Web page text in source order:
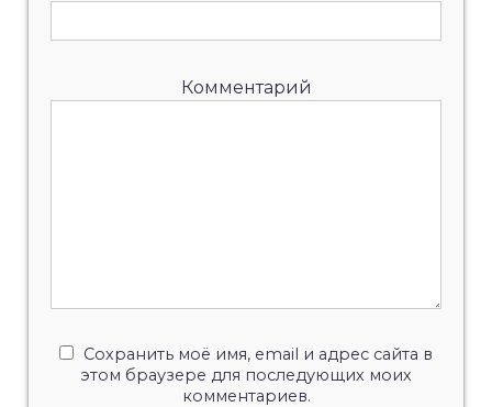
Комментарий
Сохранить моё имя, email и адрес сайта в
этом браузере для последующих моих
комментариев.